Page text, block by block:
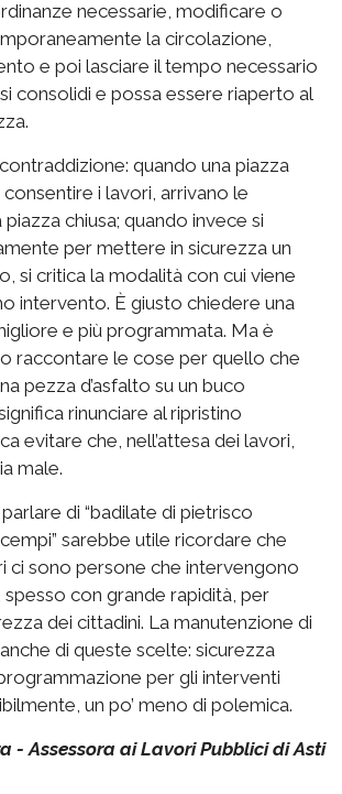
necessarie, modificare o
la circolazione,
e poi lasciare il tempo necessario
consolidi e possa essere riaperto al
quando una piazza
i lavori, arrivano le
chiusa; quando invece si
per mettere in sicurezza un
si critica la modalità con cui viene
intervento. È giusto chiedere una
e più programmata. Ma è
raccontare le cose per quello che
pezza d’asfalto su un buco
rinunciare al ripristino
evitare che, nell’attesa dei lavori,
male.
di “badilate di pietrisco
sarebbe utile ricordare che
ci sono persone che intervengono
con grande rapidità, per
dei cittadini. La manutenzione di
di queste scelte: sicurezza
per gli interventi
un po’ meno di polemica.
- Assessora ai Lavori Pubblici di Asti